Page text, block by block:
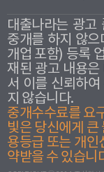
대출나라는 광고
중개를 하지 않
개업 포함) 등록
재된 광고 내용
서 이를 신뢰하
지 않습니다.
중개수수료를 요
빛은 당신에게 큰
용등급 또는 개인
약받을 수 있습니